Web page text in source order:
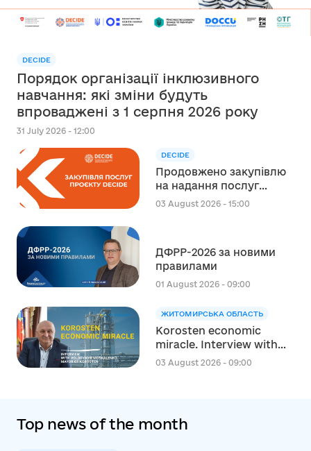
DECIDE
Порядок організації інклюзивного
навчання: які зміни будуть
впроваджені з 1 серпня 2026 року
31 July 2026 - 12:00
DECIDE
Продовжено закупівлю
на надання послуг
експерта зі
в сфері освіти в межах
реалізації Швейцарсько-
українського Проєкту
03 August 2026 - 15:00
ДФРР-2026 за новими
правилами
01 August 2026 - 09:00
ЖИТОМИРСЬКА ОБЛАСТЬ
Korosten economic
miracle. Interview with
Volodymyr Moskalenko,
03 August 2026 - 09:00
Top news of the month